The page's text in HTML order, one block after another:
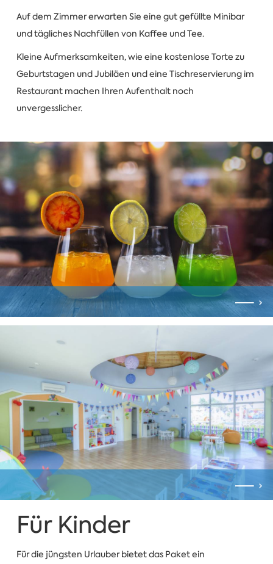
Auf dem Zimmer erwarten Sie eine gut gefüllte Minibar
und tägliches Nachfüllen von Kaffee und Tee.
Kleine Aufmerksamkeiten, wie eine kostenlose Torte zu
Geburtstagen und Jubiläen und eine Tischreservierung im
Restaurant machen Ihren Aufenthalt noch
unvergesslicher.
Für Kinder
Für die jüngsten Urlauber bietet das Paket ein